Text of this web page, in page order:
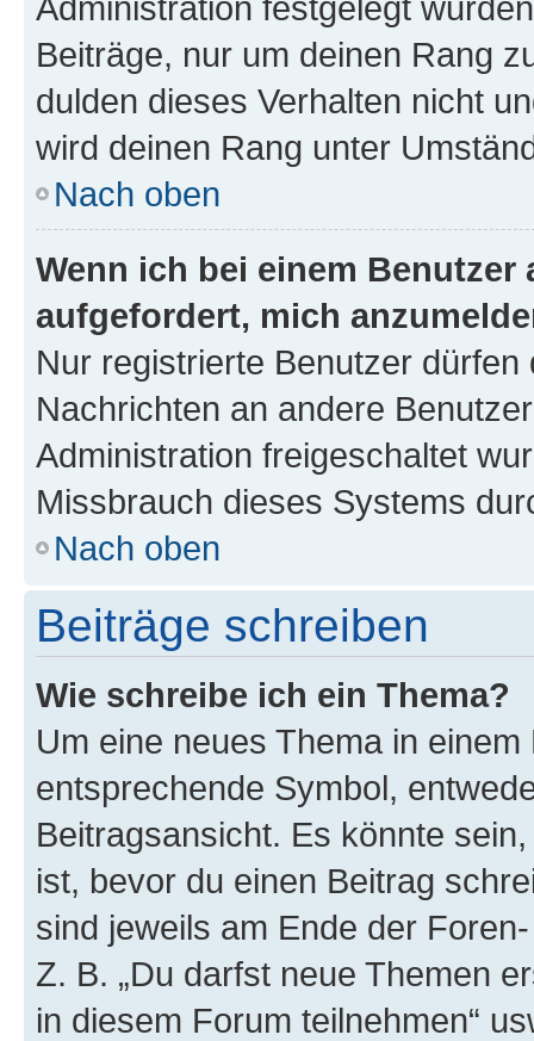
Beiträge, nur um deinen Rang
dulden dieses Verhalten nicht
wird deinen Rang unter
Nach oben
Wenn ich bei einem
aufgefordert, mich
Nur registrierte Benutzer
Nachrichten an andere
Administration freigeschaltet
Missbrauch dieses Systems
Nach oben
Beiträge schreiben
Wie schreibe ich ein Thema?
Um eine neues Thema in
entsprechende Symbol,
Beitragsansicht. Es könnte
ist, bevor du einen Beitrag
sind jeweils am Ende der
Z. B. „Du darfst neue Themen
in diesem Forum teilnehmen“